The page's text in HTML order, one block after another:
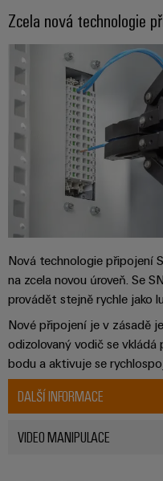
Zcela nová technologie
Nová technologie připojení
na zcela novou úroveň. Se
provádět stejně rychle jako
Nové připojení je v zásadě
odizolovaný vodič se
bodu a aktivuje se
DALŠÍ INFORMACE
VIDEO MANIPULACE